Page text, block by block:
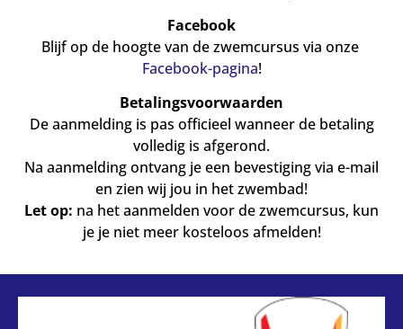
Facebook
Blijf op de hoogte van de zwemcursus via onze
Facebook-pagina!
Betalingsvoorwaarden
De aanmelding is pas officieel wanneer de betaling
volledig is afgerond.
Na aanmelding ontvang je een bevestiging via e-mail
en zien wij jou in het zwembad!
Let op: na het aanmelden voor de zwemcursus, kun
je je niet meer kosteloos afmelden!